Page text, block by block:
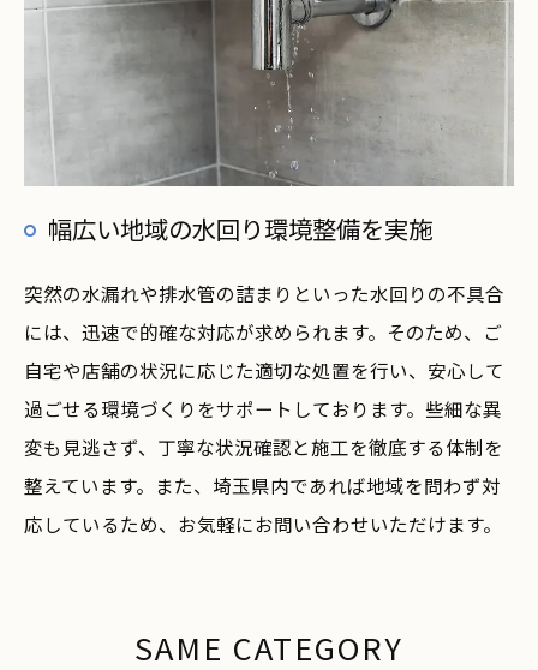
幅広い地域の水回り環境整備を実施
突然の水漏れや排水管の詰まりといった水回りの不具合
には、迅速で的確な対応が求められます。そのため、ご
自宅や店舗の状況に応じた適切な処置を行い、安心して
過ごせる環境づくりをサポートしております。些細な異
変も見逃さず、丁寧な状況確認と施工を徹底する体制を
整えています。また、埼玉県内であれば地域を問わず対
応しているため、お気軽にお問い合わせいただけます。
SAME CATEGORY